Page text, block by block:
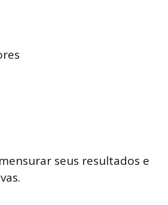
seus resultados e